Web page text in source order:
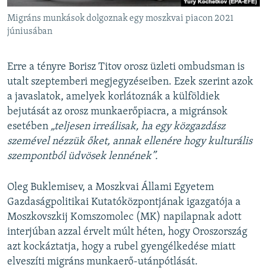
Migráns munkások dolgoznak egy moszkvai piacon 2021
júniusában
Erre a tényre Borisz Titov orosz üzleti ombudsman is
utalt szeptemberi megjegyzéseiben. Ezek szerint azok
a javaslatok, amelyek korlátoznák a külföldiek
bejutását az orosz munkaerőpiacra, a migránsok
esetében „teljesen irreálisak, ha egy közgazdász
szemével nézzük őket, annak ellenére hogy kulturális
szempontból üdvösek lennének”.
Oleg Buklemisev, a Moszkvai Állami Egyetem
Gazdaságpolitikai Kutatóközpontjának igazgatója a
Moszkovszkij Komszomolec (MK) napilapnak adott
interjúban azzal érvelt múlt héten, hogy Oroszország
azt kockáztatja, hogy a rubel gyengélkedése miatt
elveszíti migráns munkaerő-utánpótlását.